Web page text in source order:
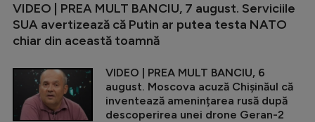
VIDEO | PREA MULT BANCIU, 7 august. Serviciile
SUA avertizează că Putin ar putea testa NATO
chiar din această toamnă
VIDEO | PREA MULT BANCIU, 6
august. Moscova acuză Chișinăul că
inventează amenințarea rusă după
descoperirea unei drone Geran-2